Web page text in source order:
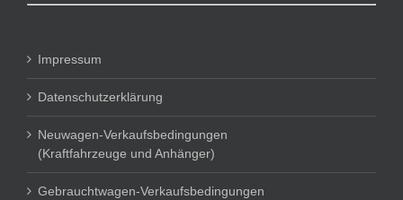
Impressum
Datenschutzerklärung
Neuwagen-Verkaufsbedingungen
(Kraftfahrzeuge und Anhänger)
Gebrauchtwagen-Verkaufsbedingungen